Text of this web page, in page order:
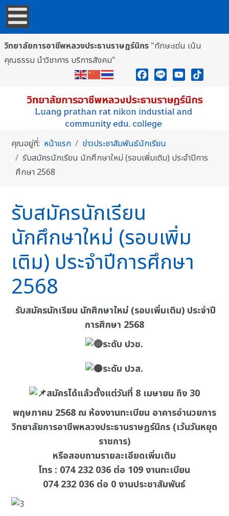
วิทยาลัยการอาชีพหลวงประธานราษฎร์นิกร "ทักษะเด่น เน้น
คุณธรรม นำวิชาการ บริการสังคม"
คุณอยู่ที่: หน้าแรก
ข่าวประชาสัมพันธ์นักเรียน
รับสมัครนักเรียน นักศึกษาใหม่ (รอบเพิ่มเติม) ประจำปีการ
ศึกษา 2568
รับสมัครนักเรียน
นักศึกษาใหม่ (รอบเพิ่ม
เติม) ประจำปีการศึกษา
2568
รับสมัครนักเรียน นักศึกษาใหม่ (รอบเพิ่มเติม) ประจำปี
การศึกษา 2568
ระดับ ปวช.
ระดับ ปวส.
สมัครได้แล้วตั้งแต่วันที่ 8 เมษายน ถึง 30
พฤษภาคม 2568 ณ ห้องงานทะเบียน อาคารอำนวยการ
วิทยาลัยการอาชีพหลวงประธานราษฎร์นิกร (เว้นวันหยุด
ราชการ)
หรือสอบถามรายละเอียดเพิ่มเติม
โทร : 074 232 036 ต่อ 109 งานทะเบียน
074 232 036 ต่อ 0 งานประชาสัมพันธ์